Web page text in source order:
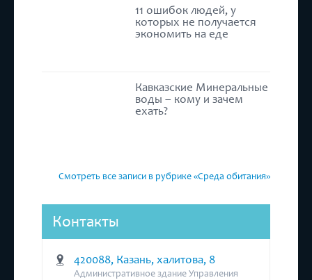
11 ошибок людей, у
которых не получается
экономить на еде
Кавказские Минеральные
воды – кому и зачем
ехать?
Смотреть все записи в рубрике «Среда обитания»
Контакты
420088, Казань, халитова, 8
Административное здание Управления